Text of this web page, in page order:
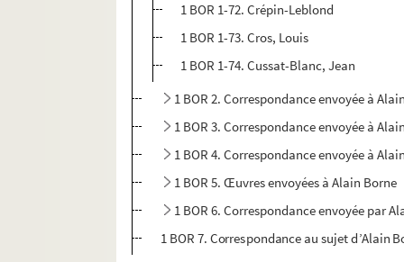
1 BOR 1-72. Crépin-Leblond
1 BOR 1-73. Cros, Louis
1 BOR 1-74. Cussat-Blanc, Jean
1 BOR 2. Correspondance envoyée à
1 BOR 3. Correspondance envoyée à
1 BOR 4. Correspondance envoyée à
1 BOR 5. Œuvres envoyées à Alain Borne
1 BOR 6. Correspondance envoyée par
1 BOR 7. Correspondance au sujet d’Alain